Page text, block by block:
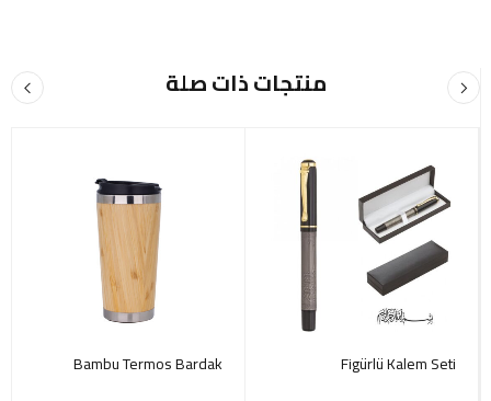
منتجات ذات صلة
Figürlü Kalem Seti
Bambu Termos Bardak